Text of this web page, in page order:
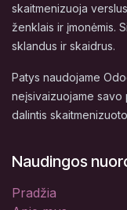
skaitmenizuoja
ženklais ir įmonėmis.
sklandus ir skaidrus.
Patys naudojame
neįsivaizuojame savo
dalintis
Naudingos
Pradžia